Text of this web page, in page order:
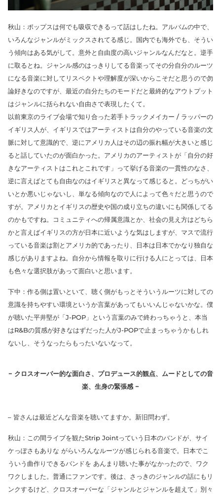
秋山：ポップスは何でも吸収できるって話はしたね。アルバムの中で、
いろんなジャンルがミックスされてる感じ。国内でも海外でも、そうい
う傾向はある気がして。意外と自由度の高いジャンルなんだなと。逆手
に取るとね。ジャンル感のはっきりしてる音楽ってその分自分のルーツ
になる音楽に対してリスペクトや理解度が深いからこそだと思うので勿
論好きなのですが、最近の自分たちのモードだと最終的なアウトプット
はジャンルに括られない自由さで表現したくて。
以前東京のライブ会場で知り合った若手トラックメイカー / ラッパーの
イギリス人が、イギリスではアーティストは自分のやっている音楽の文
脈に対して意識的で、逆にアメリカ人はその辺の振れ幅が大きいと感じ
ると話していたのが面白かった。アメリカのアーティストが「自分の好
きなアーティストはこれとこれです」って挙げる音楽の一貫性のなさ、
逆に言えばとても自由なのはイギリスと異なって感じると。どっちがい
いとか悪いじゃないし、単なる傾向なので人によって色々だと思うので
すが。アメリカとイギリスの歴史や国の成り立ちの違いにも関係してる
のかもですね。コミュニティへの帰属意識とか、社会の見え方はどちら
かと言えばイギリスの方が日本に近いような気はしますが、マスで流行
っている音楽は割とアメリカ的であったり、日本は日本でかなり独自な
感じがありますよね。自分から情報を取りに行ける人にとっては、日本
も色々な選択肢があって面白いと思います。
下中：作る側は置いといて、聴く側がもっとそういうルーツに対しての
意識を持ちやすい環境というか言葉があってもいいんじゃないかな。僕
が聴いた平井堅が「J-POP」という言葉のみで終わっちゃうと、本当
はR&Bの質感が好きなはずだった人がJ-POPで止まっちゃうかもしれ
ないし、そうなったらもったいないなって。
− クロスオーバー的な面白さ、プロデュース的観点、ムードとしての音
楽、生身の緊張感 −
– 皆さんは最近どんな音楽を聴いてますか。新旧問わず。
秋山：この間ライブを観たStrip Jointっていう日本のバンドが、サイ
ケっぽさもありな がらいろんなルーツが感じられる音楽で。日本でこ
ういう曲作りできるバンドを あんまり聴いた事がなかったので、ワク
ワクしました。普通にファンです。後は、さっきのジャンルの話にもリ
ンクするけど、クロスオーバーな「ジャンルとジャンルを超えて」別々